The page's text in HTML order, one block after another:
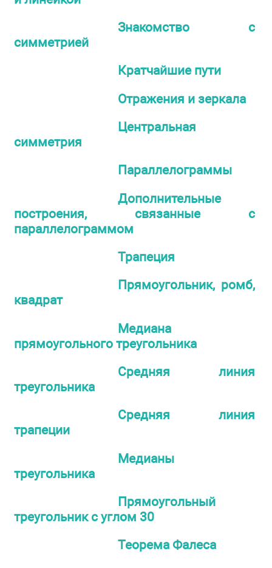
Знакомство с
симметрией
Кратчайшие пути
Отражения и зеркала
Центральная
симметрия
Параллелограммы
Дополнительные
построения, связанные с
параллелограммом
Трапеция
Прямоугольник, ромб,
квадрат
Медиана
прямоугольного треугольника
Средняя линия
треугольника
Средняя линия
трапеции
Медианы
треугольника
Прямоугольный
треугольник с углом 30
Теорема Фалеса